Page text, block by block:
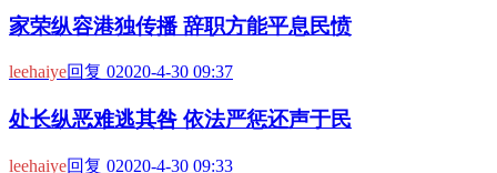
家荣纵容港独传播 辞职方能平息民愤
leehaiye回复 02020-4-30 09:37
处长纵恶难逃其咎 依法严惩还声于民
leehaiye回复 02020-4-30 09:33